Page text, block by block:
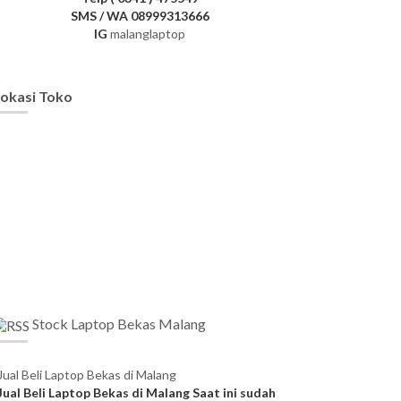
SMS / WA 08999313666
IG malanglaptop
Toko
Stock Laptop Bekas Malang
Beli Laptop Bekas di Malang
Beli Laptop Bekas di Malang Saat ini sudah